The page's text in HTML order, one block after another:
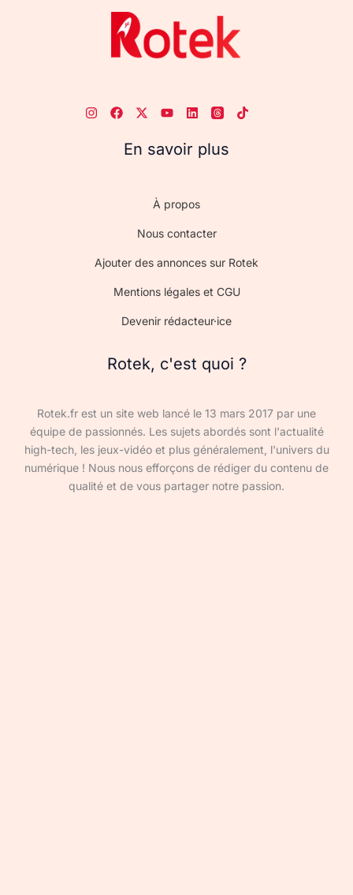
En savoir plus
À propos
Nous contacter
Ajouter des annonces sur Rotek
Mentions légales et CGU
Devenir rédacteur·ice
Rotek, c'est quoi ?
Rotek.fr est un site web lancé le 13 mars 2017 par une
équipe de passionnés. Les sujets abordés sont l'actualité
high-tech, les jeux-vidéo et plus généralement, l'univers du
numérique ! Nous nous efforçons de rédiger du contenu de
qualité et de vous partager notre passion.